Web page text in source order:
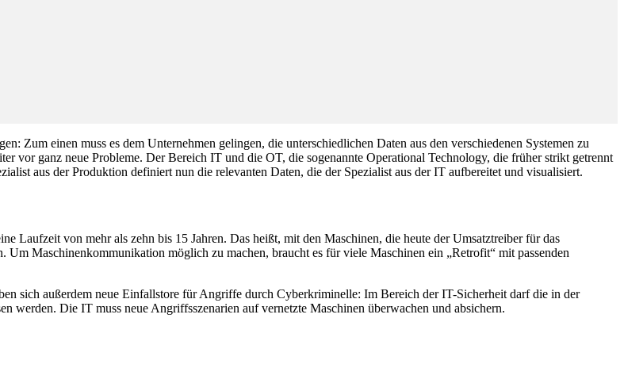
Zum einen muss es dem Unternehmen gelingen, die unterschiedlichen Daten aus den verschiedenen Systemen zu
vor ganz neue Probleme. Der Bereich IT und die OT, die sogenannte Operational Technology, die früher strikt getrennt
aus der Produktion definiert nun die relevanten Daten, die der Spezialist aus der IT aufbereitet und visualisiert.
Laufzeit von mehr als zehn bis 15 Jahren. Das heißt, mit den Maschinen, die heute der Umsatztreiber für das
Maschinenkommunikation möglich zu machen, braucht es für viele Maschinen ein „Retrofit“ mit passenden
sich außerdem neue Einfallstore für Angriffe durch Cyberkriminelle: Im Bereich der IT-Sicherheit darf die in der
werden. Die IT muss neue Angriffsszenarien auf vernetzte Maschinen überwachen und absichern.